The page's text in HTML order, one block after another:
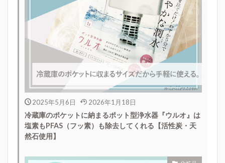
2025年5月6日 2026年1月18日
冷蔵庫のポケットに納まるポット型浄水器『ウルオ』は
塩素もPFAS（フッ素）も除去してくれる【活性炭・天
然石使用】